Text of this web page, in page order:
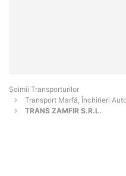
Șoimii Transporturilor
Transport Marfă, Închirieri
TRANS ZAMFIR S.R.L.